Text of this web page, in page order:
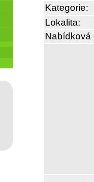
Kategorie:
Lokalita:
Nabídková